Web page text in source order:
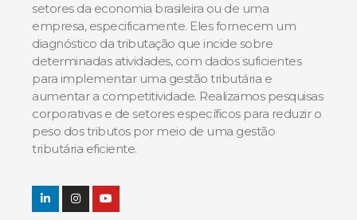
setores da economia brasileira ou de uma
empresa, especificamente. Eles fornecem um
diagnóstico da tributação que incide sobre
determinadas atividades, com dados suficientes
para implementar uma gestão tributária e
aumentar a competitividade. Realizamos pesquisas
corporativas e de setores específicos para reduzir o
peso dos tributos por meio de uma gestão
tributária eficiente.